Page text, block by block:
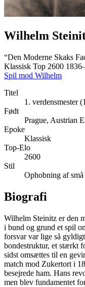
Wilhelm
“Den Moderne Skaks
Klassisk Top 2600
Spil mod Wilhelm
Titel
1. verdensmester
Født
Prague, Austrian
Epoke
Klassisk
Top-Elo
2600
Stil
Ophobning af
Biografi
Wilhelm Steinitz er den
i bund og grund et spil
forsvar var lige så
bondestruktur, et stærkt
sidst omsættes til en
match mod Zukertort i
besejrede ham. Hans
men blev fundamentet